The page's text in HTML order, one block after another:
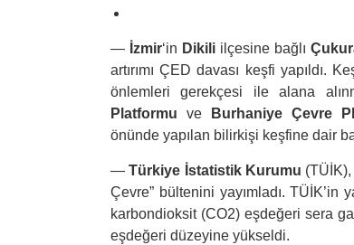
— İzmir‘in Dikili ilçesine bağlı
artırımı ÇED davası keşfi yapıldı.
önlemleri gerekçesi ile alana
Platformu veBurhaniye Çevre
önünde yapılan bilirkişi keşfine dair
—Türkiye İstatistik Kurumu (TÜİK),
Çevre” bültenini yayımladı. TÜİK’in
karbondioksit (CO2) eşdeğeri sera
eşdeğeri düzeyine yükseldi.